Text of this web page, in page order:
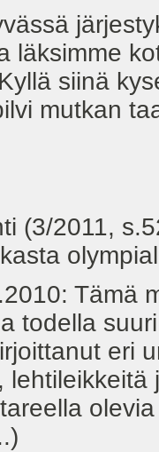
läksimme
siinä
mutkan
(3/2011,
Tämä
todella
eri